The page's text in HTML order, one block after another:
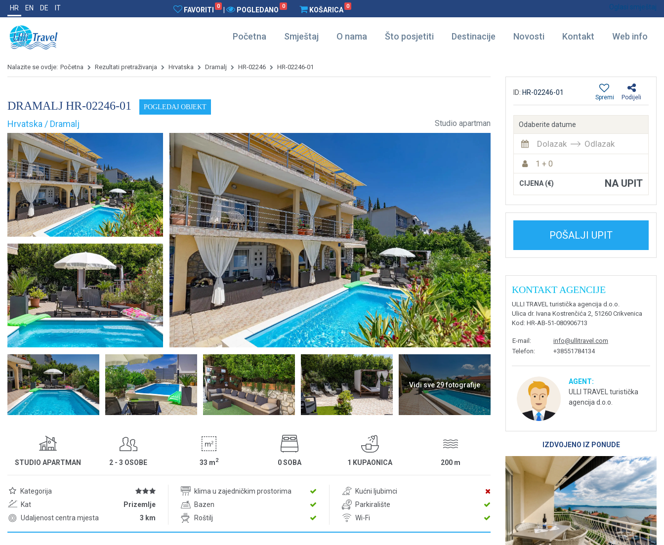
HR EN DE IT FAVORITI 0 POGLEDANO 0 KOŠARICA 0 Oglasi smještaj
Početna Smještaj O nama Što posjetiti Destinacije Novosti Kontakt Web info
Nalazite se ovdje: Početna Rezultati pretraživanja Hrvatska Dramalj HR-02246 HR-02246-01
DRAMALJ HR-02246-01 POGLEDAJ OBJEKT
Hrvatska / Dramalj Studio apartman
Vidi sve 29 fotografije
STUDIO APARTMAN 2 - 3 OSOBE 33 m2 0 SOBA 1 KUPAONICA 200 m
Kategorija klima u zajedničkim prostorima
Kućni ljubimci
Kat
Prizemlje Bazen
Parkiralište
Udaljenost centra mjesta
3 km Roštilj Wi-Fi
ID: HR-02246-01
Podijeli
Spremi
Odaberite datume
Dolazak Odlazak
1 + 0
CIJENA (€) NA UPIT
POŠALJI UPIT
KONTAKT AGENCIJE
ULLI TRAVEL turistička agencija d.o.o.
Ulica dr. Ivana Kostrenčića 2, 51260 Crikvenica
Kod : HR-AB-51-080906713
E-mail :
info@ullitravel.com
Telefon: +38551784134
AGENT:
ULLI TRAVEL turistička
agencija d.o.o.
IZDVOJENO IZ PONUDE